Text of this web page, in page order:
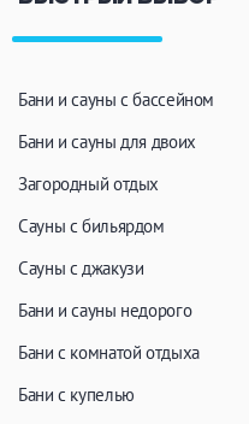
Бани и сауны с бассейном
Бани и сауны для двоих
Загородный отдых
Сауны с бильярдом
Сауны с джакузи
Бани и сауны недорого
Бани с комнатой отдыха
Бани с купелью